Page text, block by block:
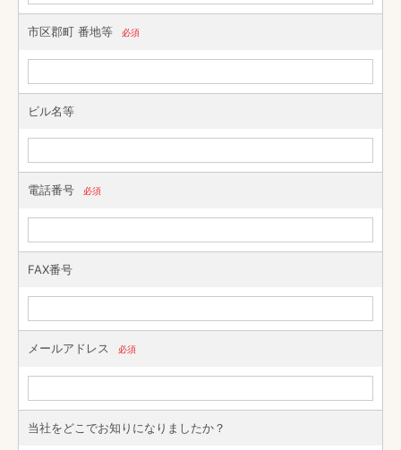
市区郡町 番地等 必須
ビル名等
電話番号 必須
FAX番号
メールアドレス 必須
当社をどこでお知りになりましたか？